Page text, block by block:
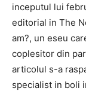
inceputul lui
editorial in The
am?, un eseu
coplesitor din
articolul s-a
specialist in boli